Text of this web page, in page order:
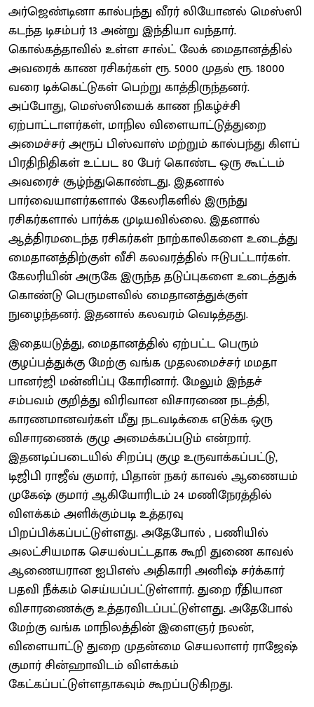
அர்ஜெண்டினா கால்பந்து வீரர் லியோனல் மெஸ்ஸி
கடந்த டிசம்பர் 13 அன்று இந்தியா வந்தார்.
கொல்கத்தாவில் உள்ள சால்ட் லேக் மைதானத்தில்
அவரைக் காண ரசிகர்கள் ரூ. 5000 முதல் ரூ. 18000
வரை டிக்கெட்டுகள் பெற்று காத்திருந்தனர்.
அப்போது, மெஸ்ஸியைக் காண நிகழ்ச்சி
ஏற்பாட்டாளர்கள், மாநில விளையாட்டுத்துறை
அமைச்சர் அரூப் பிஸ்வாஸ் மற்றும் கால்பந்து கிளப்
பிரதிநிதிகள் உட்பட 80 பேர் கொண்ட ஒரு கூட்டம்
அவரைச் சூழ்ந்துகொண்டது. இதனால்
பார்வையாளர்களால் கேலரிகளில் இருந்து
ரசிகர்களால் பார்க்க முடியவில்லை. இதனால்
ஆத்திரமடைந்த ரசிகர்கள் நாற்காலிகளை உடைத்து
மைதானத்திற்குள் வீசி கலவரத்தில் ஈடுபட்டார்கள்.
கேலரியின் அருகே இருந்த தடுப்புகளை உடைத்துக்
கொண்டு பெருமளவில் மைதானத்துக்குள்
நுழைந்தனர். இதனால் கலவரம் வெடித்தது.
இதையடுத்து, மைதானத்தில் ஏற்பட்ட பெரும்
குழப்பத்துக்கு மேற்கு வங்க முதலமைச்சர் மமதா
பானர்ஜி மன்னிப்பு கோரினார். மேலும் இந்தச்
சம்பவம் குறித்து விரிவான விசாரணை நடத்தி,
காரணமானவர்கள் மீது நடவடிக்கை எடுக்க ஒரு
விசாரணைக் குழு அமைக்கப்படும் என்றார்.
இதனடிப்படையில் சிறப்பு குழு உருவாக்கப்பட்டு,
டிஜிபி ராஜீவ் குமார், பிதான் நகர் காவல் ஆணையம்
முகேஷ் குமார் ஆகியோரிடம் 24 மணிநேரத்தில்
விளக்கம் அளிக்கும்படி உத்தரவு
பிறப்பிக்கப்பட்டுள்ளது. அதேபோல் , பணியில்
அலட்சியமாக செயல்பட்டதாக கூறி துணை காவல்
ஆணையரான ஐபிஎஸ் அதிகாரி அனிஷ் சர்க்கார்
பதவி நீக்கம் செய்யப்பட்டுள்ளார். துறை ரீதியான
விசாரணைக்கு உத்தரவிடப்பட்டுள்ளது. அதேபோல்
மேற்கு வங்க மாநிலத்தின் இளைஞர் நலன்,
விளையாட்டு துறை முதன்மை செயலாளர் ராஜேஷ்
குமார் சின்ஹாவிடம் விளக்கம்
கேட்கப்பட்டுள்ளதாகவும் கூறப்படுகிறது.